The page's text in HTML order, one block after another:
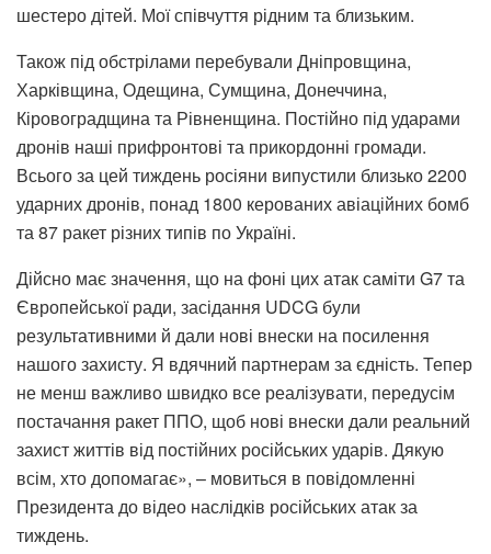
шестеро дітей. Мої співчуття рідним та близьким.
Також під обстрілами перебували Дніпровщина,
Харківщина, Одещина, Сумщина, Донеччина,
Кіровоградщина та Рівненщина. Постійно під ударами
дронів наші прифронтові та прикордонні громади.
Всього за цей тиждень росіяни випустили близько 2200
ударних дронів, понад 1800 керованих авіаційних бомб
та 87 ракет різних типів по Україні.
Дійсно має значення, що на фоні цих атак саміти G7 та
Європейської ради, засідання UDCG були
результативними й дали нові внески на посилення
нашого захисту. Я вдячний партнерам за єдність. Тепер
не менш важливо швидко все реалізувати, передусім
постачання ракет ППО, щоб нові внески дали реальний
захист життів від постійних російських ударів. Дякую
всім, хто допомагає», – мовиться в повідомленні
Президента до відео наслідків російських атак за
тиждень.